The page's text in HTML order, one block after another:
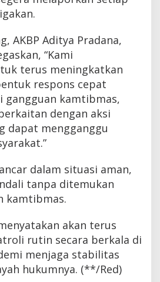
AKBP Aditya Pradana,
“Kami
terus meningkatkan
respons cepat
gangguan kamtibmas,
dengan aksi
dapat mengganggu
dalam situasi aman,
tanpa ditemukan
kamtibmas.
akan terus
rutin secara berkala di
menjaga stabilitas
hukumnya. (**/Red)